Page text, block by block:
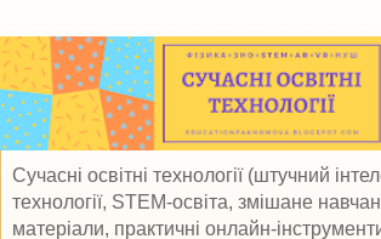
Сучасні освітні технології (штучний
технології, STEM-освіта, змішане
матеріали, практичні онлайн-